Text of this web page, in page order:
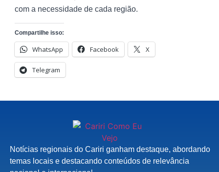
com a necessidade de cada região.
Compartilhe isso:
WhatsApp Facebook X
Telegram
Notícias regionais do Cariri ganham destaque, abordando
temas locais e destacando conteúdos de relevância